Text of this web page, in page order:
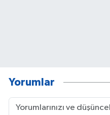
Yorumlar